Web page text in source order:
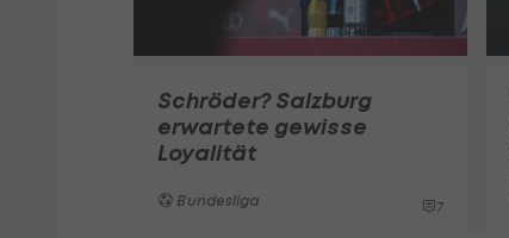
Schröder? Salzburg
erwartete gewisse
Loyalität
Bundesliga 7